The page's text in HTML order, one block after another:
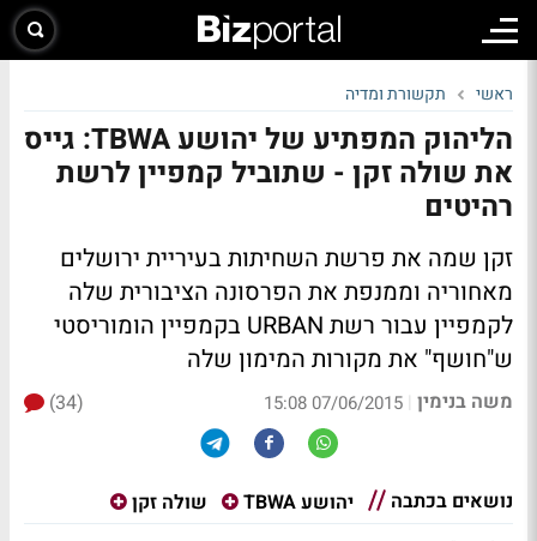
ראשי תקשורת ומדיה
הליהוק המפתיע של יהושע TBWA: גייס
את שולה זקן - שתוביל קמפיין לרשת
רהיטים
זקן שמה את פרשת השחיתות בעיריית ירושלים
מאחוריה וממנפת את הפרסונה הציבורית שלה
לקמפיין עבור רשת URBAN בקמפיין הומוריסטי
ש"חושף" את מקורות המימון שלה
משה בנימין |
07/06/2015 15:08
(34)
נושאים בכתבה יהושע TBWA שולה זקן